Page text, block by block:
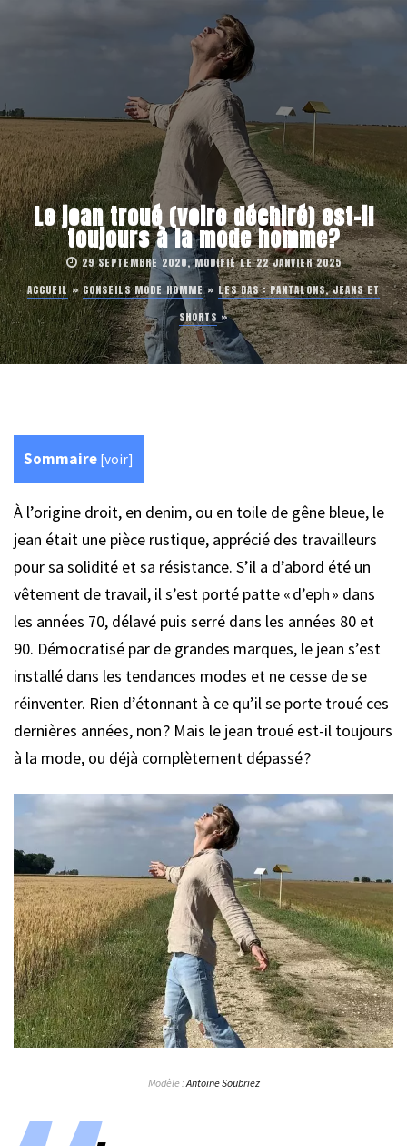
Le jean troué (voire déchiré) est-il
toujours à la mode homme?
29 SEPTEMBRE 2020, MODIFIÉ LE 22 JANVIER 2025
ACCUEIL»CONSEILS MODE HOMME» LES BAS : PANTALONS, JEANS ET
SHORTS »
Sommaire [voir]
À l’origine droit, en denim, ou en toile de gêne bleue, le
jean était une pièce rustique, apprécié des travailleurs
pour sa solidité et sa résistance. S’il a d’abord été un
vêtement de travail, il s’est porté patte « d’eph » dans
les années 70, délavé puis serré dans les années 80 et
90. Démocratisé par de grandes marques, le jean s’est
installé dans les tendances modes et ne cesse de se
réinventer. Rien d’étonnant à ce qu’il se porte troué ces
dernières années, non ? Mais le jean troué est-il toujours
à la mode, ou déjà complètement dépassé ?
Modèle :Antoine Soubriez